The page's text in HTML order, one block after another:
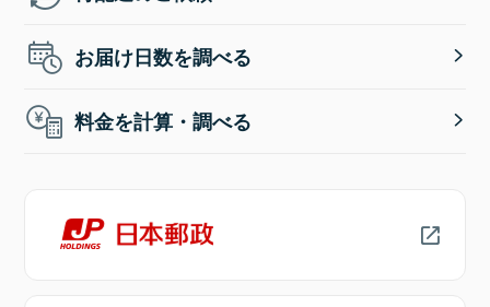
お届け日数を調べる
料金を計算・調べる